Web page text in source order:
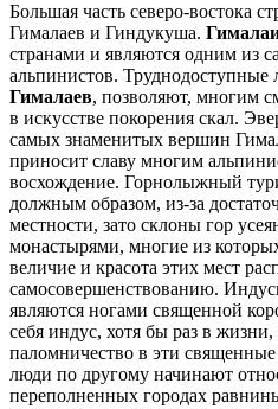
Большая часть северо-востока
Гималаев и Гиндукуша.
странами и являются одним из
альпинистов. Труднодоступные
Гималаев, позволяют, многим
в искусстве покорения скал.
самых знаменитых вершин
приносит славу многим
восхождение. Горнолыжный
должным образом, из-за
местности, зато склоны гор
монастырями, многие из
величие и красота этих мест
самосовершенствованию.
являются ногами священной
себя индус, хотя бы раз в
паломничество в эти
люди по другому начинают
переполненных городах